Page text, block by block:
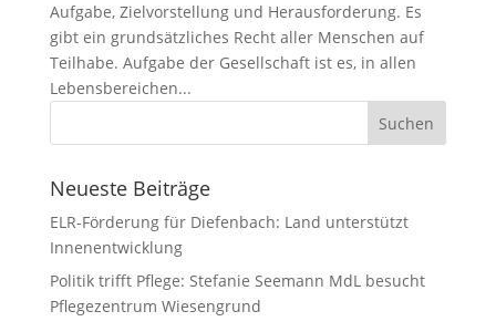
Aufgabe, Zielvorstellung und Herausforderung. Es
gibt ein grundsätzliches Recht aller Menschen auf
Teilhabe. Aufgabe der Gesellschaft ist es, in allen
Lebensbereichen...
Neueste Beiträge
ELR-Förderung für Diefenbach: Land unterstützt
Innenentwicklung
Politik trifft Pflege: Stefanie Seemann MdL besucht
Pflegezentrum Wiesengrund